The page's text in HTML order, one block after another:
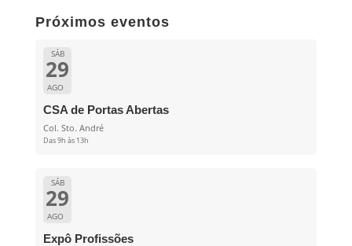
Próximos eventos
SÁB
29
AGO
CSA de Portas Abertas
Col. Sto. André
Das 9h às 13h
SÁB
29
AGO
Expô Profissões